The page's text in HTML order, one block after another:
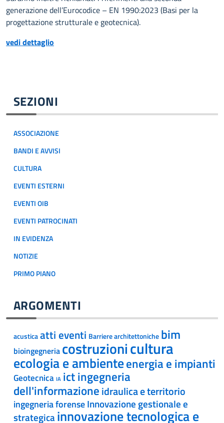
SEZIONI
ASSOCIAZIONE
BANDI E AVVISI
CULTURA
EVENTI ESTERNI
EVENTI OIB
EVENTI PATROCINATI
IN EVIDENZA
NOTIZIE
PRIMO PIANO
ARGOMENTI
acusticaatti eventi Barriere architettoniche bim
bioingegneria costruzionicultura
ecologia e ambienteenergia e impianti
Geotecnica IA ict ingegneria
dell'informazione idraulica e territorio
ingegneria forenseInnovazione gestionale e
strategica innovazione tecnologica e
generazione dell’Eurocodice – EN 1990:2023 (Basi per la
progettazione strutturale e geotecnica).
vedi dettaglio